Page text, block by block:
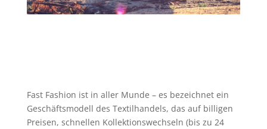
Fast Fashion ist in aller Munde – es bezeichnet ein
Geschäftsmodell des Textilhandels, das auf billigen
Preisen, schnellen Kollektionswechseln (bis zu 24